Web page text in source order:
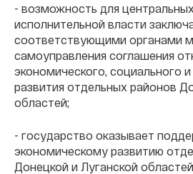
- возможность для
исполнительной власти
соответствующими органами
самоуправления соглашения
экономического, социального и
развития отдельных районов
областей;
- государство оказывает
экономическому развитию
Донецкой и Луганской